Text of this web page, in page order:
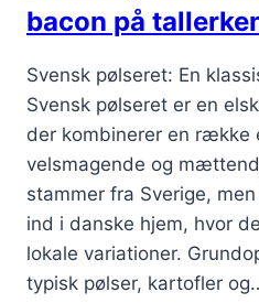
bacon på
Svensk pølseret: En
Svensk pølseret er en
der kombinerer en række
velsmagende og
stammer fra Sverige,
ind i danske hjem, hvor
lokale variationer.
typisk pølser, kartofler